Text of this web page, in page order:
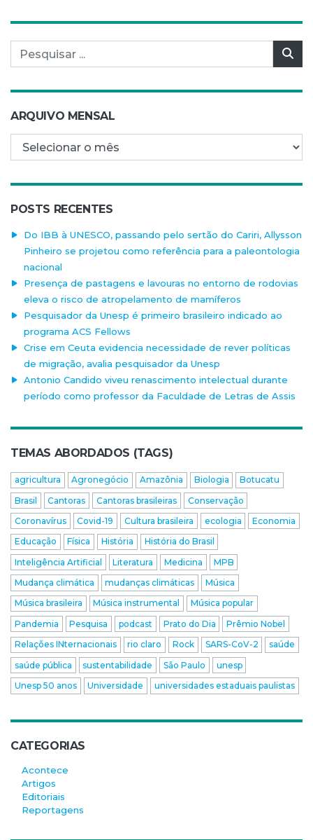
Pesquisar por:
ARQUIVO MENSAL
Arquivo mensal
POSTS RECENTES
Do IBB à UNESCO, passando pelo sertão do Cariri, Allysson
Pinheiro se projetou como referência para a paleontologia
nacional
Presença de pastagens e lavouras no entorno de rodovias
eleva o risco de atropelamento de mamíferos
Pesquisador da Unesp é primeiro brasileiro indicado ao
programa ACS Fellows
Crise em Ceuta evidencia necessidade de rever políticas
de migração, avalia pesquisador da Unesp
Antonio Candido viveu renascimento intelectual durante
período como professor da Faculdade de Letras de Assis
TEMAS ABORDADOS (TAGS)
agricultura Agronegócio Amazônia Biologia
Botucatu
Brasil
Cantoras Cantoras brasileiras
Conservação
Coronavírus
Covid-19 Cultura brasileira ecologia
Economia
Educação
Física História
História do Brasil
Inteligência Artificial
Literatura Medicina
MPB
Mudança climática
mudanças climáticas
Música
Música brasileira
Música instrumental
Música popular
Pandemia
Pesquisa podcast Prato do Dia
Prêmio Nobel
Relações INternacionais
rio claro Rock SARS-CoV-2
saúde
saúde pública
sustentabilidade São Paulo
unesp
Unesp 50 anos
Universidade universidades estaduais paulistas
CATEGORIAS
Acontece
Artigos
Editoriais
Reportagens